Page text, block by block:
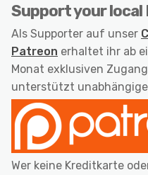
Support your local
Als Supporter auf unser
Patreon erhaltet ihr ab
Monat exklusiven
unterstützt
Wer keine Kreditkarte